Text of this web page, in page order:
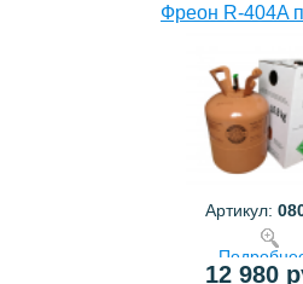
Фреон R-404A
Артикул:
12 980